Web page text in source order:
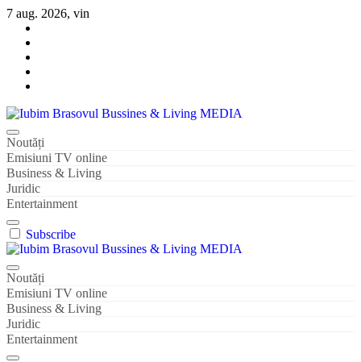
Sari
conținut
7 aug. 2026, vin
Iubim Brasovul Bussines & Living MEDIA
Din pasiune și dragoste pentru Brașoveni
Noutăți
Emisiuni TV online
Business & Living
Juridic
Entertainment
Subscribe
Iubim Brasovul Bussines & Living MEDIA
Din pasiune și dragoste pentru Brașoveni
Noutăți
Emisiuni TV online
Business & Living
Juridic
Entertainment